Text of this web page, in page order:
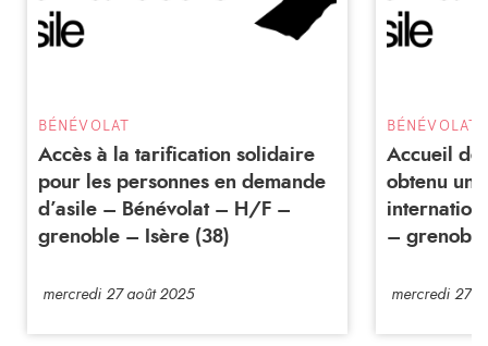
BÉNÉVOLAT
Accès à la tarification solidaire
pour les personnes en demande
d’asile – Bénévolat – H/F –
grenoble – Isère (38)
mercredi 27 août 2025
BÉNÉVOLAT
Accueil
obtenu
–
mercredi 27